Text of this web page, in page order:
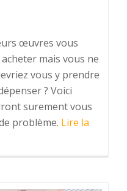
œuvres vous
mais vous ne
vous y prendre
? Voici
surement vous
problème. Lire la